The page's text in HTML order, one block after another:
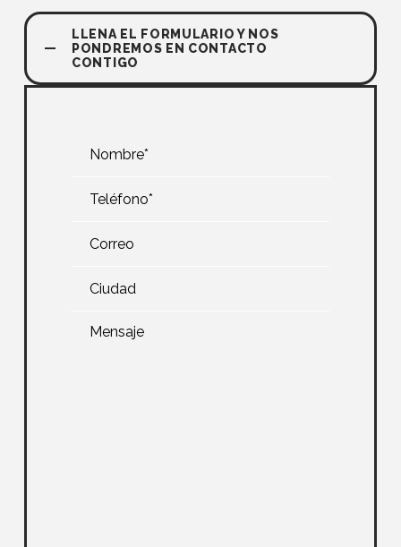
LLENA EL FORMULARIO Y NOS
PONDREMOS EN CONTACTO
CONTIGO